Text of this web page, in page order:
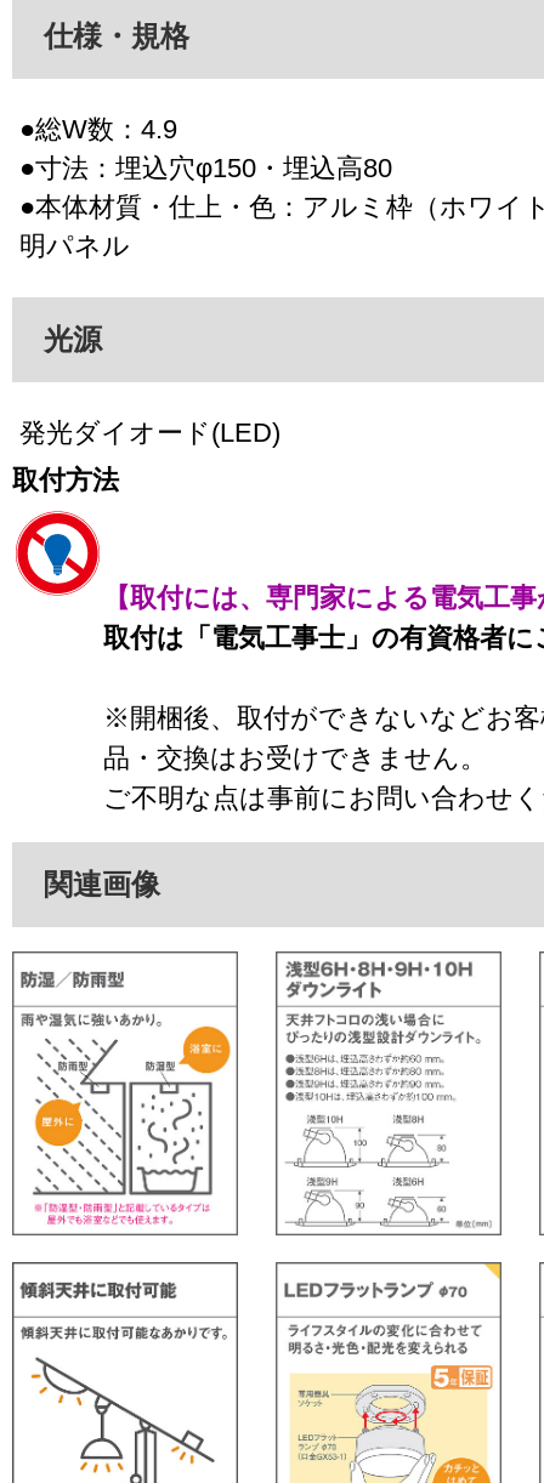
仕様・規格
●総W数：4.9
●寸法：埋込穴φ150・埋込高80
●本体材質・仕上・色：アルミ枠（ホワイ
明パネル
光源
発光ダイオード(LED)
取付方法
【取付には、専門家による電気工
取付は「電気工事士」の有資格者
※開梱後、取付ができないなどお
品・交換はお受けできません。
ご不明な点は事前にお問い合わせ
関連画像